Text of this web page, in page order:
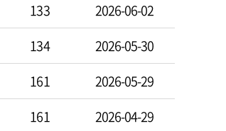
133
2026-06-02
134
2026-05-30
161
2026-05-29
161
2026-04-29